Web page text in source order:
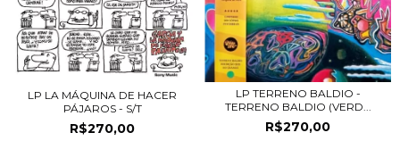
LP LA MÁQUINA DE HACER
PÁJAROS - S/T
R$270,00
LP TERRENO BALDIO -
TERRENO BALDIO (VERD...
R$270,00